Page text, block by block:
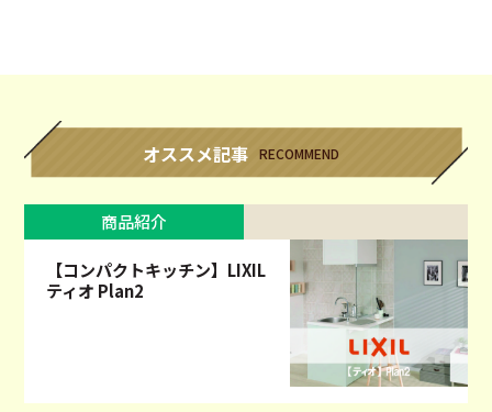
オススメ記事 RECOMMEND
商品紹介
【コンパクトキッチン】LIXIL
ティオ Plan2